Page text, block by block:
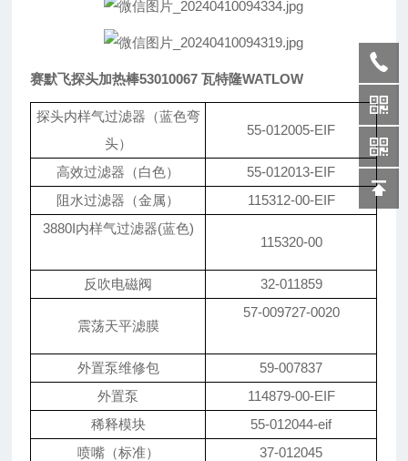
赛默飞探头加热棒53010067 瓦特隆WATLOW
探头内样气过滤器（蓝色弯
头）
55-012005-EIF
高效过滤器（白色）
55-012013-EIF
阻水过滤器（金属）
115312-00-EIF
3880I内样气过滤器(蓝色)
115320-00
反吹电磁阀 32-011859
震荡天平滤膜
57-009727-0020
外置泵维修包
59-007837
外置泵
114879-00-EIF
稀释模块
55-012044-eif
喷嘴（标准）
37-012045